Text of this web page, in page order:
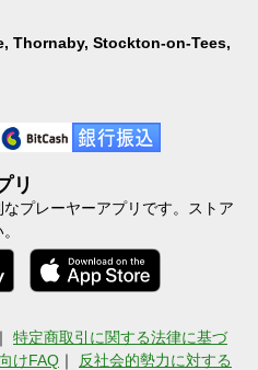
Thornaby, Stockton-on-Tees,
リ
プレーヤーアプリです。ストア
｜ 特定商取引に関する法律に基づ
けFAQ ｜ 反社会的勢力に対する